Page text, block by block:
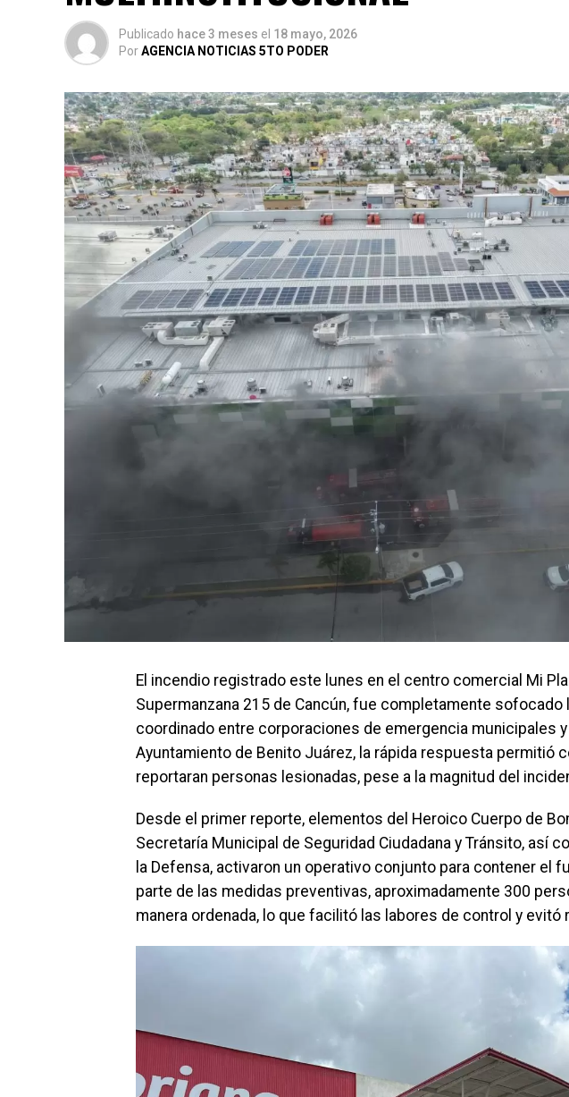
Publicado hace 3 meses el 18 mayo, 2026
PorAGENCIA NOTICIAS 5TO PODER
El incendio registrado este lunes en el centro comercial Mi
Supermanzana 215 de Cancún, fue completamente
coordinado entre corporaciones de emergencia municipales
Ayuntamiento de Benito Juárez, la rápida respuesta permitió
reportaran personas lesionadas, pese a la magnitud del
Desde el primer reporte, elementos del Heroico Cuerpo de
Secretaría Municipal de Seguridad Ciudadana y Tránsito, así
la Defensa, activaron un operativo conjunto para contener el
parte de las medidas preventivas, aproximadamente 300
manera ordenada, lo que facilitó las labores de control y evitó